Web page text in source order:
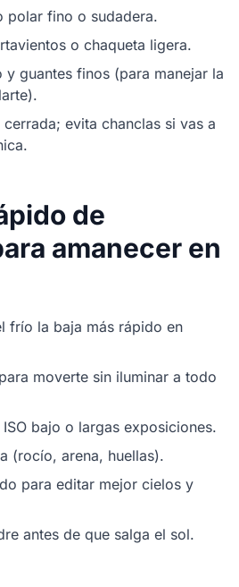
polar fino o sudadera.
o chaqueta ligera.
y guantes finos (para manejar la
cerrada; evita chanclas si vas a
de
amanecer en
frío la baja más rápido en
moverte sin iluminar a todo
bajo o largas exposiciones.
(rocío, arena, huellas).
para editar mejor cielos y
antes de que salga el sol.